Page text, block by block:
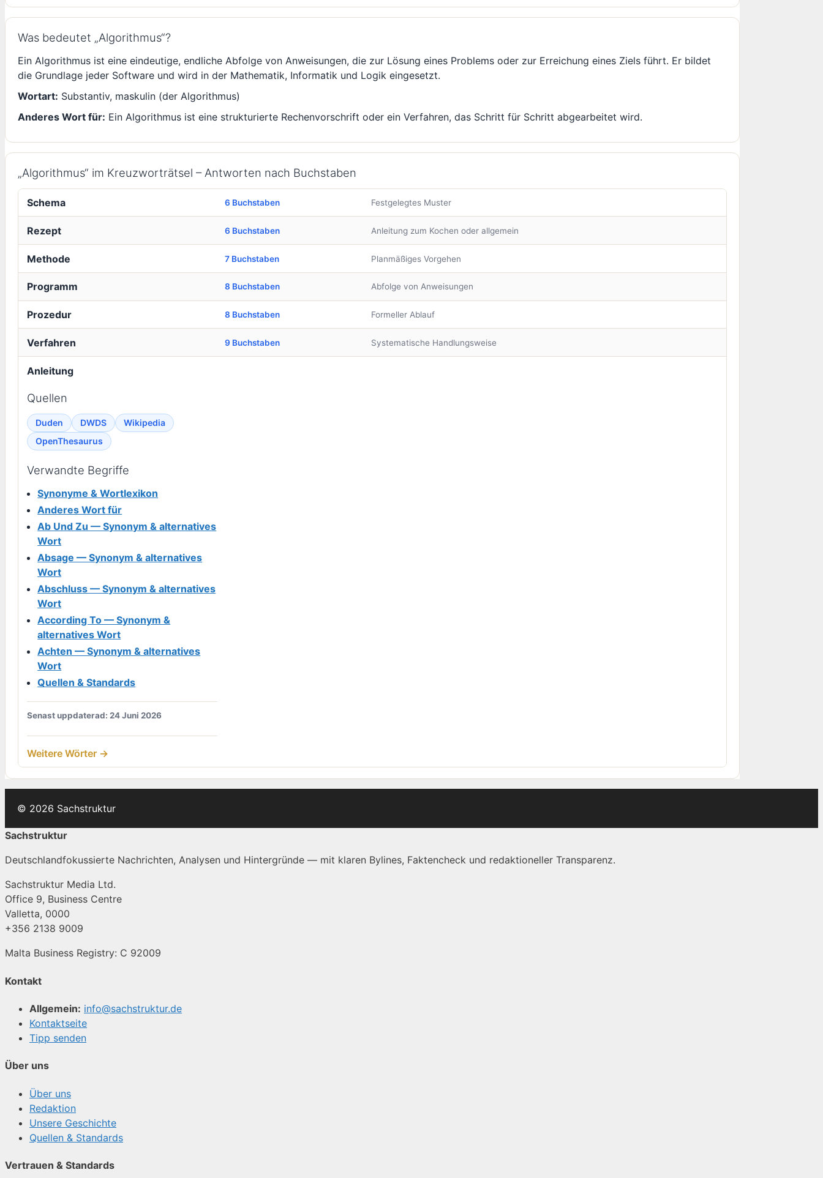
Was bedeutet „Algorithmus“?
Ein Algorithmus ist eine eindeutige, endliche Abfolge von Anweisungen, die zur Lösung eines Problems oder zur Erreichung eines Ziels führt. Er bildet
die Grundlage jeder Software und wird in der Mathematik, Informatik und Logik eingesetzt.
Wortart: Substantiv, maskulin (der Algorithmus)
Anderes Wort für: Ein Algorithmus ist eine strukturierte Rechenvorschrift oder ein Verfahren, das Schritt für Schritt abgearbeitet wird.
„Algorithmus“ im Kreuzworträtsel – Antworten nach Buchstaben
Schema 6 Buchstaben Festgelegtes Muster
Rezept 6 Buchstaben Anleitung zum Kochen oder allgemein
Methode 7 Buchstaben Planmäßiges Vorgehen
Programm 8 Buchstaben Abfolge von Anweisungen
Prozedur 8 Buchstaben Formeller Ablauf
Verfahren 9 Buchstaben Systematische Handlungsweise
Anleitung
Quellen
Duden DWDS
Wikipedia
OpenThesaurus
Verwandte Begriffe
Synonyme & Wortlexikon
Anderes Wort für
Ab Und Zu — Synonym & alternatives
Wort
Absage — Synonym & alternatives
Wort
Abschluss — Synonym & alternatives
Wort
According To — Synonym &
alternatives Wort
Achten — Synonym & alternatives
Wort
Quellen & Standards
Senast uppdaterad: 24 Juni 2026
Weitere Wörter →
© 2026 Sachstruktur
Sachstruktur
Deutschlandfokussierte Nachrichten, Analysen und Hintergründe — mit klaren Bylines, Faktencheck und redaktioneller Transparenz.
Sachstruktur Media Ltd.
Office 9, Business Centre
Valletta, 0000
+356 2138 9009
Malta Business Registry: C 92009
Kontakt
Allgemein: info@sachstruktur.de
Kontaktseite
Tipp senden
Über uns
Über uns
Redaktion
Unsere Geschichte
Quellen & Standards
Vertrauen & Standards